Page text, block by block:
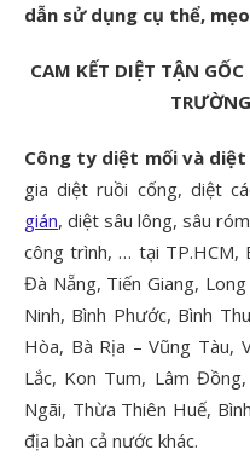
dẫn sử dụng cụ thể,
CAM KẾT DIỆT TẬN
Công ty diệt mối và
gia diệt ruồi cống, diệt
gián, diệt sâu lông, sâu
công trình, … tại TP.HCM,
Đà Nẵng, Tiến Giang,
Ninh, Bình Phước, Bình
Hòa, Bà Rịa – Vũng Tàu,
Lắc, Kon Tum, Lâm
Ngãi, Thừa Thiên Huế,
địa bàn cả nước khác.